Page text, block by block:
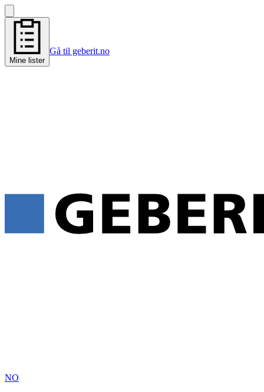
Mine lister
Gå til geberit.no
NO